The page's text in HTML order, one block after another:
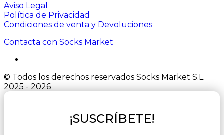
Aviso Legal
Política de Privacidad
Condiciones de venta y Devoluciones
Contacta con Socks Market
© Todos los derechos reservados Socks Market S.L.
2025 - 2026
¡SUSCRÍBETE!